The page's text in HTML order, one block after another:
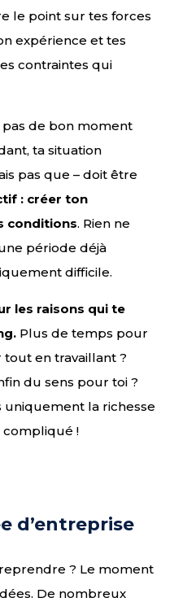
le point sur tes forces
expérience et tes
contraintes qui
pas de bon moment
ta situation
pas que – doit être
: créer ton
conditions. Rien ne
période déjà
difficile.
les raisons qui te
Plus de temps pour
tout en travaillant ?
du sens pour toi ?
uniquement la richesse
compliqué !
d’entreprise
? Le moment
De nombreux